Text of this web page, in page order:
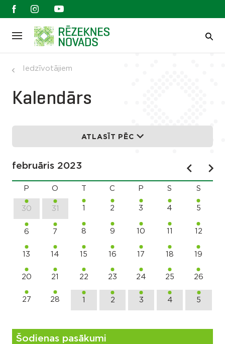
Iedzīvotājiem
Kalendārs
ATLASĪT PĒC
februāris 2023
P O C P S S
30 31 1 2 3 4 5
6 7 8 9 10 11 12
13 14 15 16 17 18 19
20 21 22 23 24 25 26
27 28 1 2 3 4 5
Šodienas pasākumi